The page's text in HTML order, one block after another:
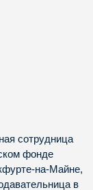
сотрудница
фонде
на-Майне,
в